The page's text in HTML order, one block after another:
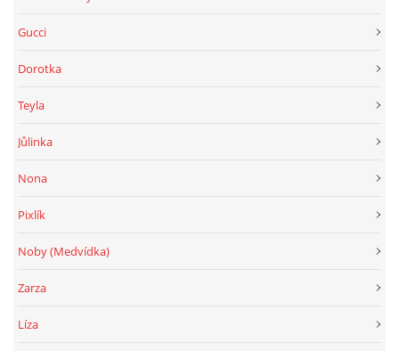
Gucci
Dorotka
Teyla
Jůlinka
Nona
Pixlík
Noby (Medvídka)
Zarza
Líza